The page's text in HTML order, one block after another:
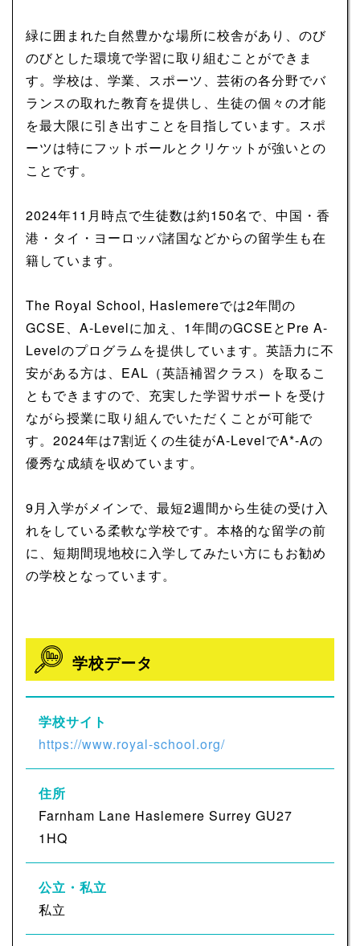
緑に囲まれた自然豊かな場所に校舎があり、のび
のびとした環境で学習に取り組むことができま
す。学校は、学業、スポーツ、芸術の各分野でバ
ランスの取れた教育を提供し、生徒の個々の才能
を最大限に引き出すことを目指しています。スポ
ーツは特にフットボールとクリケットが強いとの
ことです。
2024年11月時点で生徒数は約150名で、中国・香
港・タイ・ヨーロッパ諸国などからの留学生も在
籍しています。
The Royal School, Haslemereでは2年間の
GCSE、A-Levelに加え、1年間のGCSEとPre A-
Levelのプログラムを提供しています。英語力に不
安がある方は、EAL（英語補習クラス）を取るこ
ともできますので、充実した学習サポートを受け
ながら授業に取り組んでいただくことが可能で
す。2024年は7割近くの生徒がA-LevelでA*-Aの
優秀な成績を収めています。
9月入学がメインで、最短2週間から生徒の受け入
れをしている柔軟な学校です。本格的な留学の前
に、短期間現地校に入学してみたい方にもお勧め
の学校となっています。
学校データ
学校サイト
https://www.royal-school.org/
住所
Farnham Lane Haslemere Surrey GU27
1HQ
公立・私立
私立